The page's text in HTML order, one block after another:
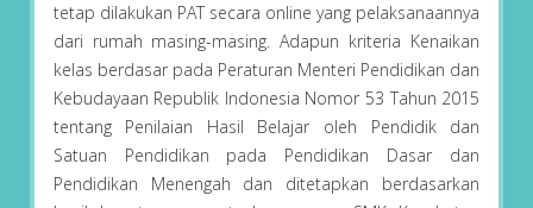
tetap dilakukan PAT secara online yang pelaksanaannya
dari rumah masing-masing. Adapun kriteria Kenaikan
kelas berdasar pada Peraturan Menteri Pendidikan dan
Kebudayaan Republik Indonesia Nomor 53 Tahun 2015
tentang Penilaian Hasil Belajar oleh Pendidik dan
Satuan Pendidikan pada Pendidikan Dasar dan
Pendidikan Menengah dan ditetapkan berdasarkan